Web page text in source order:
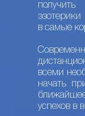
в самые
всеми
начать
успехов в